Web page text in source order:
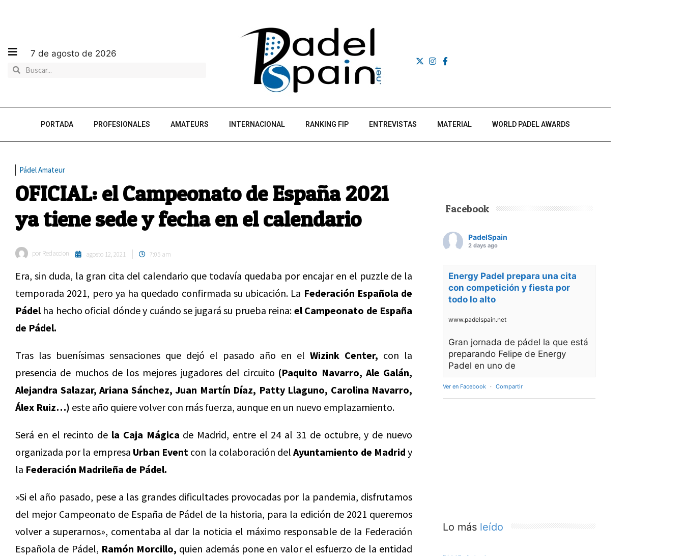
7 de agosto de 2026
PORTADA PROFESIONALES AMATEURS INTERNACIONAL RANKING FIP ENTREVISTAS MATERIAL WORLD PADEL AWARDS
Pádel Amateur
OFICIAL: el Campeonato de España 2021
ya tiene sede y fecha en el calendario
por Redaccion agosto 12, 2021 7:05 am
Era, sin duda, la gran cita del calendario que todavía quedaba por encajar en el puzzle de la
temporada 2021, pero ya ha quedado confirmada su ubicación. La Federación Española de
Pádelha hecho oficial dónde y cuándo se jugará su prueba reina: el Campeonato de España
de Pádel.
Tras las buenísimas sensaciones que dejó el pasado año en el Wizink Center, con la
presencia de muchos de los mejores jugadores del circuito (Paquito Navarro, Ale Galán,
Alejandra Salazar, Ariana Sánchez, Juan Martín Díaz, Patty Llaguno, Carolina Navarro,
Álex Ruiz…) este año quiere volver con más fuerza, aunque en un nuevo emplazamiento.
Será en el recinto de la Caja Mágica de Madrid, entre el 24 al 31 de octubre, y de nuevo
organizada por la empresa Urban Event con la colaboración delAyuntamiento de Madrid y
la Federación Madrileña de Pádel.
»Si el año pasado, pese a las grandes dificultades provocadas por la pandemia, disfrutamos
del mejor Campeonato de España de Pádel de la historia, para la edición de 2021 queremos
volver a superarnos», comentaba al dar la noticia el máximo responsable de la Federación
Española de Pádel, Ramón Morcillo, quien además pone en valor el esfuerzo de la entidad
Facebook
PadelSpain
2 days ago
Energy Padel prepara una cita
con competición y fiesta por
todo lo alto
www.padelspain.net
Gran jornada de pádel la que está
preparando Felipe de Energy
Padel en uno de
Ver en Facebook · Compartir
Lo más leído